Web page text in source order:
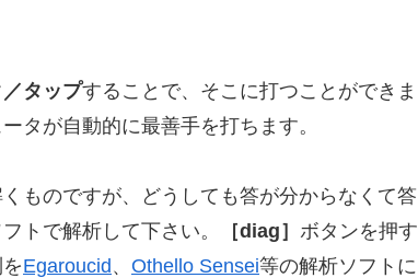
タップすることで、そこに打つことができま
タが自動的に最善手を打ちます。
ものですが、どうしても答が分からなくて答
トで解析して下さい。
［diag］ ボタンを押す
Egaroucid、 Othello Sensei等の解析ソフトに